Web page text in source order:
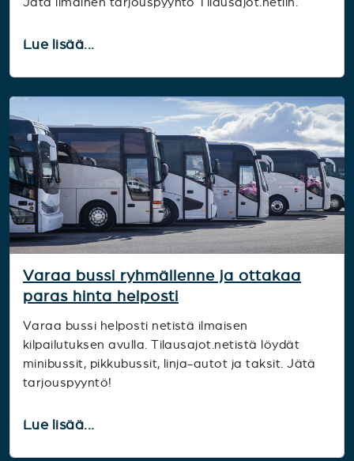
Lue lisää...
Varaa bussi ryhmällenne ja ottakaa
paras hinta helposti
Varaa bussi helposti netistä ilmaisen
kilpailutuksen avulla. Tilausajot.netistä löydät
minibussit, pikkubussit, linja-autot ja taksit. Jätä
tarjouspyyntö!
Lue lisää...